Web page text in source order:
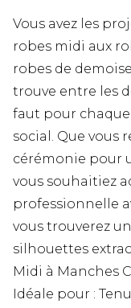
Vous avez les
robes midi aux
robes de
trouve entre les
faut pour
social. Que vous
cérémonie pour
vous souhaitiez
professionnelle
vous trouverez
silhouettes
Midi à Manches
Idéale pour :